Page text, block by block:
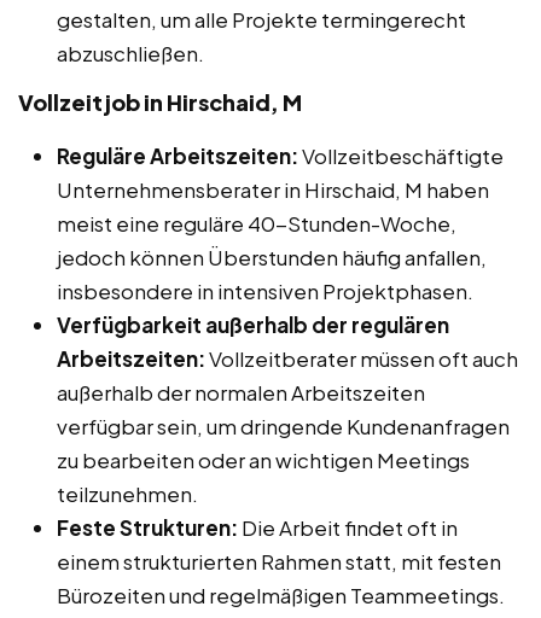
gestalten, um alle Projekte termingerecht
abzuschließen.
Vollzeitjob in Hirschaid, M
Reguläre Arbeitszeiten:Vollzeitbeschäftigte
Unternehmensberater in Hirschaid, M haben
meist eine reguläre 40-Stunden-Woche,
jedoch können Überstunden häufig anfallen,
insbesondere in intensiven Projektphasen.
Verfügbarkeit außerhalb der regulären
Arbeitszeiten:Vollzeitberater müssen oft auch
außerhalb der normalen Arbeitszeiten
verfügbar sein, um dringende Kundenanfragen
zu bearbeiten oder an wichtigen Meetings
teilzunehmen.
Feste Strukturen: Die Arbeit findet oft in
einem strukturierten Rahmen statt, mit festen
Bürozeiten und regelmäßigen Teammeetings.